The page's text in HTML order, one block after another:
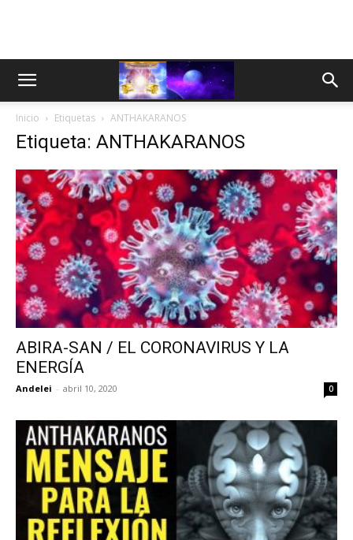
Inicio Etiquetas ANTHAKARANOS
Etiqueta: ANTHAKARANOS
ABIRA-SAN / EL CORONAVIRUS Y LA
ENERGÍA
Andelei - abril 10, 2020 0